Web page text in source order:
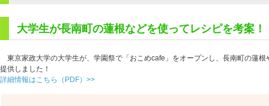
大学生が長南町の蓮根などを使ってレシピを考案！
東京家政大学の大学生が、学園祭で「おこめcafe」をオープンし、長南町の蓮
提供しました！
詳細情報はこちら（PDF）>>